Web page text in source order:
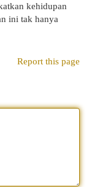
kehidupan
ini tak hanya
Report this page